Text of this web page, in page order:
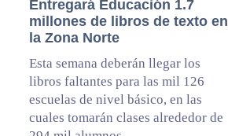
Entregará Educación 1.7
millones de libros de texto en
la Zona Norte
Esta semana deberán llegar los
libros faltantes para las mil 126
escuelas de nivel básico, en las
cuales tomarán clases alrededor de